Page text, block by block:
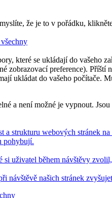
že je to v pořádku,
které se ukládají do vašeho
zobrazovací preference). Příští
ukládat do vašeho počítače.
a není možné je vypnout.
a strukturu webových stránek
pohybují.
uživatel během návštěvy
návštěvě našich stránek